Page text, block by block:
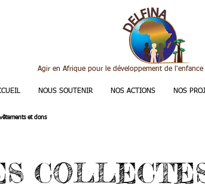
Agir en Afrique pour le développement de
NOUS SOUTENIR NOS ACTIONS NOS
et dons